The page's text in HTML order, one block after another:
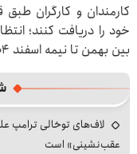
کارمندان و کارگران
خود را دریافت کنند؛
بین بهمن تا نیمه اسفند ۱۴۰۴ انجام شود.
لاف‌های توخالی ترامپ
عقب‌نشینی» است